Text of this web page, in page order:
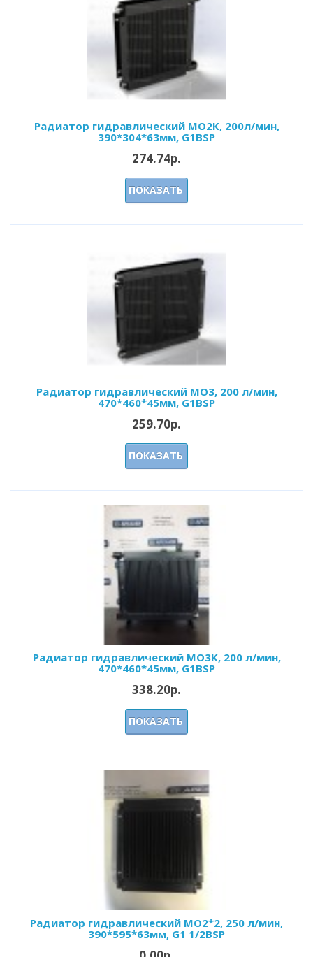
Радиатор гидравлический МО2К, 200л/мин,
390*304*63мм, G1BSP
274.74р.
ПОКАЗАТЬ
Радиатор гидравлический МО3, 200 л/мин,
470*460*45мм, G1BSP
259.70р.
ПОКАЗАТЬ
Радиатор гидравлический МО3K, 200 л/мин,
470*460*45мм, G1BSP
338.20р.
ПОКАЗАТЬ
Радиатор гидравлический МО2*2, 250 л/мин,
390*595*63мм, G1 1/2BSP